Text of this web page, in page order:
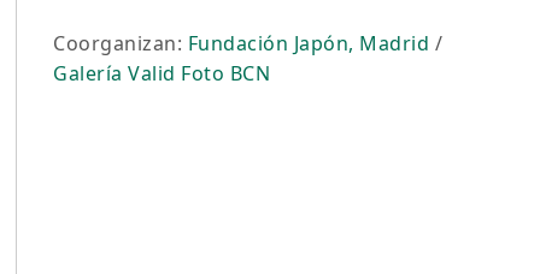
Coorganizan: Fundación Japón, Madrid /
Galería Valid Foto BCN